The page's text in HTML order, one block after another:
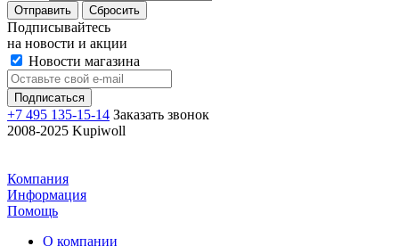
Отправить Сбросить
Подписывайтесь
на новости и акции
Новости магазина
+7 495 135-15-14 Заказать звонок
2008-2025 Kupiwoll
Компания
Информация
Помощь
О компании